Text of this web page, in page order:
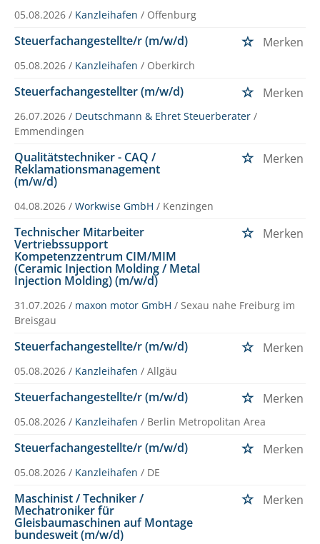
05.08.2026 / Kanzleihafen / Offenburg
Steuerfachangestellte/r (m/w/d) Merken
05.08.2026 / Kanzleihafen / Oberkirch
Steuerfachangestellter (m/w/d) Merken
26.07.2026 / Deutschmann & Ehret Steuerberater /
Emmendingen
Qualitätstechniker - CAQ /
Reklamationsmanagement
(m/w/d)
Merken
04.08.2026 / Workwise GmbH / Kenzingen
Technischer Mitarbeiter
Vertriebssupport
Kompetenzzentrum CIM/MIM
(Ceramic Injection Molding / Metal
Injection Molding) (m/w/d)
Merken
31.07.2026 / maxon motor GmbH / Sexau nahe Freiburg im
Breisgau
Steuerfachangestellte/r (m/w/d) Merken
05.08.2026 / Kanzleihafen / Allgäu
Steuerfachangestellte/r (m/w/d) Merken
05.08.2026 / Kanzleihafen / Berlin Metropolitan Area
Steuerfachangestellte/r (m/w/d) Merken
05.08.2026 / Kanzleihafen / DE
Maschinist / Techniker /
Mechatroniker für
Gleisbaumaschinen auf Montage
bundesweit (m/w/d)
Merken